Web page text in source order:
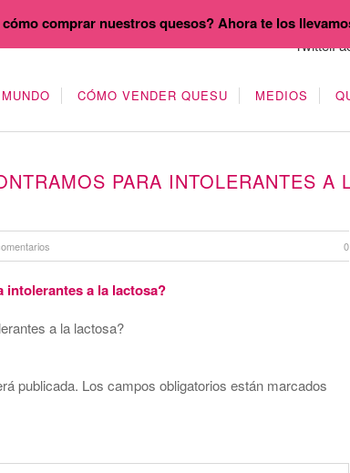
CÓMO VENDER QUESU MEDIOS
PARA INTOLERANTES A
0
a la lactosa?
publicada. Los campos obligatorios están marcados
comprar nuestros quesos? Ahora te los